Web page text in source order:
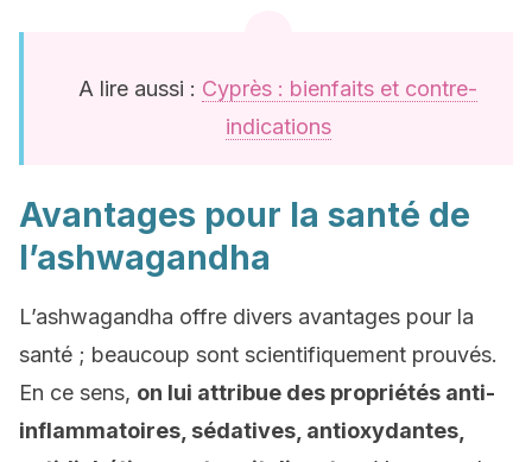
A lire aussi : Cyprès : bienfaits et contre-
indications
Avantages pour la santé de
l’ashwagandha
L’ashwagandha offre divers avantages pour la
santé ; beaucoup sont scientifiquement prouvés.
En ce sens, on lui attribue des propriétés anti-
inflammatoires, sédatives, antioxydantes,